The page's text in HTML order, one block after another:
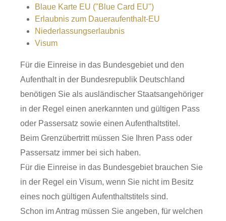
Blaue Karte EU ("Blue Card EU")
Erlaubnis zum Daueraufenthalt-EU
Niederlassungserlaubnis
Visum
Für die Einreise in das Bundesgebiet und den
Aufenthalt in der Bundesrepublik Deutschland
benötigen Sie als ausländischer Staatsangehöriger
in der Regel einen anerkannten und gültigen Pass
oder Passersatz sowie einen Aufenthaltstitel.
Beim Grenzübertritt müssen Sie Ihren Pass oder
Passersatz immer bei sich haben.
Für die Einreise in das Bundesgebiet brauchen Sie
in der Regel ein Visum, wenn Sie nicht im Besitz
eines noch gültigen Aufenthaltstitels sind.
Schon im Antrag müssen Sie angeben, für welchen